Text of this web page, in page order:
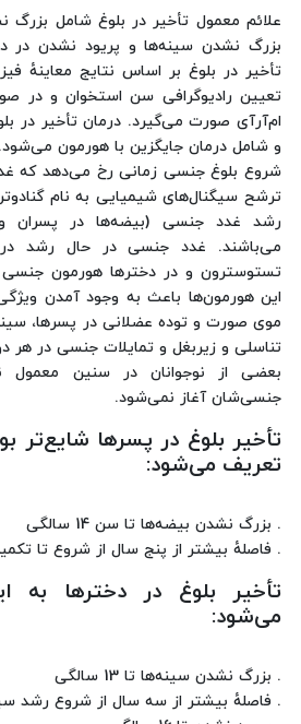
علائم معمول تأخیر در بلوغ شامل
بزرگ نشدن سینه‌ها و پریود نشدن
تأخیر در بلوغ بر اساس نتایج معاینهٔ
تعیین رادیوگرافی سن استخوان و در
ام‌آرآی صورت می‌گیرد. درمان تأخیر در
و شامل درمان جایگزین با هورمون می‌شود.
شروع بلوغ جنسی زمانی رخ می‌دهد که
ترشح سیگنال‌های شیمیایی به نام
رشد غدد جنسی (بیضه‌ها در پسران و
می‌باشند. غدد جنسی در حال رشد
تستوسترون و در دخترها هورمون
این هورمون‌ها باعث به وجود آمدن
موی صورت و توده عضلانی در پسرها،
تناسلی و زیربغل و تمایلات جنسی در
بعضی از نوجوانان در سنین معمول
جنسی‌شان آغاز نمی‌شود.
تأخیر بلوغ در پسرها شایع‌تر
تعریف می‌شود:
. بزرگ نشدن بیضه‌ها تا سن 14 سالگی
. فاصلهٔ بیشتر از پنج سال از شروع تا
تأخیر بلوغ در دخترها
می‌شود:
. بزرگ نشدن سینه‌ها تا 13 سالگی
. فاصلهٔ بیشتر از سه سال از شروع رشد